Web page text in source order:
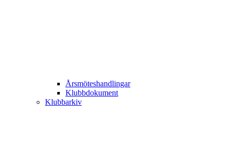
Årsmöteshandlingar
Klubbdokument
Klubbarkiv